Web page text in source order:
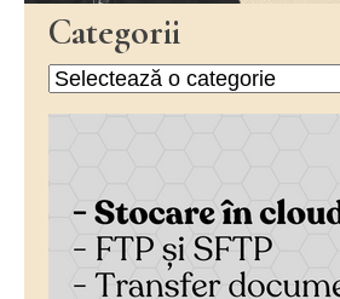
Categorii
Categorii